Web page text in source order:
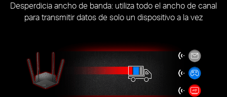
Desperdicia ancho de banda: utiliza todo el ancho de canal
para transmitir datos de solo un dispositivo a la vez